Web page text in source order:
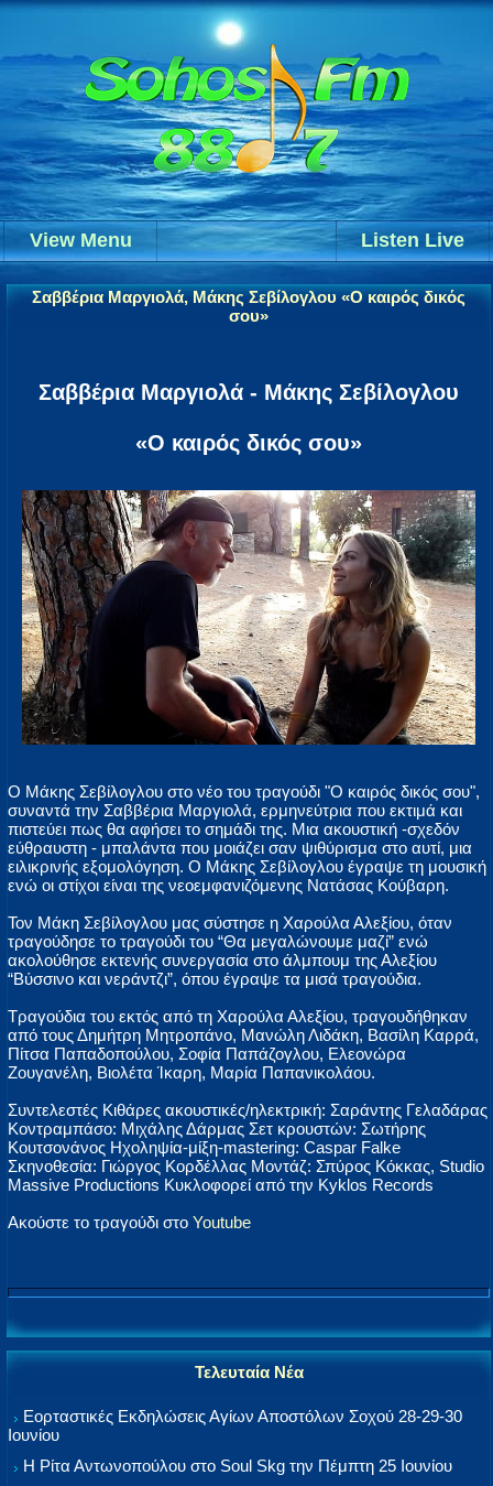
Listen Live
View Menu
Σαββέρια Μαργιολά, Μάκης Σεβίλογλου «Ο καιρός δικός
σου»
Σαββέρια Μαργιολά - Μάκης Σεβίλογλου
«Ο καιρός δικός σου»
Ο Μάκης Σεβίλογλου στο νέο του τραγούδι "Ο καιρός δικός σου",
συναντά την Σαββέρια Μαργιολά, ερμηνεύτρια που εκτιμά και
πιστεύει πως θα αφήσει το σημάδι της. Μια ακουστική -σχεδόν
εύθραυστη - μπαλάντα που μοιάζει σαν ψιθύρισμα στο αυτί, μια
ειλικρινής εξομολόγηση. Ο Μάκης Σεβίλογλου έγραψε τη μουσική
ενώ οι στίχοι είναι της νεοεμφανιζόμενης Νατάσας Κούβαρη.
Τον Μάκη Σεβίλογλου μας σύστησε η Χαρούλα Αλεξίου, όταν
τραγούδησε το τραγούδι του “Θα μεγαλώνουμε μαζί” ενώ
ακολούθησε εκτενής συνεργασία στο άλμπουμ της Αλεξίου
“Βύσσινο και νεράντζι”, όπου έγραψε τα μισά τραγούδια.
Τραγούδια του εκτός από τη Χαρούλα Αλεξίου, τραγουδήθηκαν
από τους Δημήτρη Μητροπάνο, Μανώλη Λιδάκη, Βασίλη Καρρά,
Πίτσα Παπαδοπούλου, Σοφία Παπάζογλου, Ελεονώρα
Ζουγανέλη, Βιολέτα Ίκαρη, Μαρία Παπανικολάου.
Συντελεστές Κιθάρες ακουστικές/ηλεκτρική: Σαράντης Γελαδάρας
Κοντραμπάσο: Μιχάλης Δάρμας Σετ κρουστών: Σωτήρης
Κουτσονάνος Ηχοληψία-μίξη-mastering: Caspar Falke
Σκηνοθεσία: Γιώργος Κορδέλλας Μοντάζ: Σπύρος Κόκκας, Studio
Massive Productions Κυκλοφορεί από την Kyklos Records
Ακούστε το τραγούδι στο Youtube
Τελευταία Νέα
Εορταστικές Εκδηλώσεις Αγίων Αποστόλων Σοχού 28-29-30
Ιουνίου
Η Ρίτα Αντωνοπούλου στο Soul Skg την Πέμπτη 25 Ιουνίου